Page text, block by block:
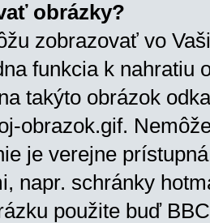
obrázky?
zobrazovať vo
funkcia k nahratiu
takýto obrázok
obrazok.gif.
je verejne
napr. schránky
použite buď